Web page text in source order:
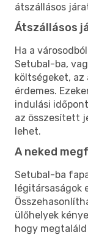
átszállásos
Átszállásos
Ha a
Setubal-ba,
költségeket,
érdemes.
indulási
az összesített
lehet.
A neked
Setubal-ba
légitársaságok
ülőhelyek
hogy